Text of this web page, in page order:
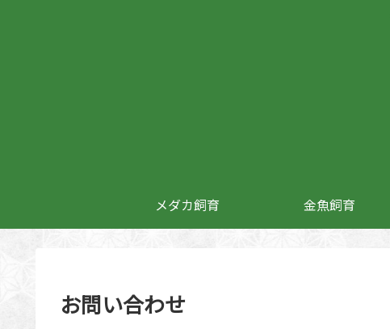
メダカ飼育 金魚飼育
お問い合わせ